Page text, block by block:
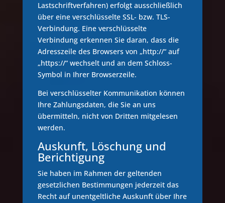
Lastschriftverfahren) erfolgt ausschließlich
über eine verschlüsselte SSL- bzw. TLS-
Verbindung. Eine verschlüsselte
Verbindung erkennen Sie daran, dass die
Adresszeile des Browsers von „http://“ auf
„https://“ wechselt und an dem Schloss-
Symbol in Ihrer Browserzeile.
Bei verschlüsselter Kommunikation können
Ihre Zahlungsdaten, die Sie an uns
übermitteln, nicht von Dritten mitgelesen
werden.
Auskunft, Löschung und
Berichtigung
Sie haben im Rahmen der geltenden
gesetzlichen Bestimmungen jederzeit das
Recht auf unentgeltliche Auskunft über Ihre